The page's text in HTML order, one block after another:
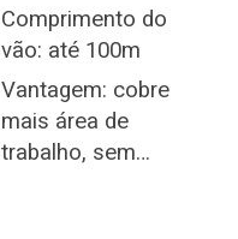
Comprimento do
vão: até 100m
Vantagem: cobre
mais área de
trabalho, sem